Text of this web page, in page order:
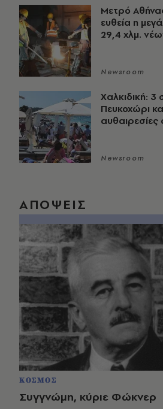
Μετρό
ευθεία η
29,4 χλμ.
Newsroom
Χαλκιδική: 3
Πευκοχώρι
αυθαιρεσίες
Newsroom
ΑΠΟΨΕΙΣ
ΚΟΣΜΟΣ
Συγγνώμη, κύριε Φώκνερ